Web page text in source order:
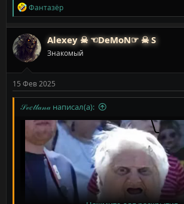
Р
е
а
к
ц
и
и
Фантазёр
Alexey ☠ ☜DeMoN☞ ☠ S
Знакомый
15 Фев 2025
𝒮𝓋𝑒𝓉𝓁𝒶𝓃𝒶 написал(а):